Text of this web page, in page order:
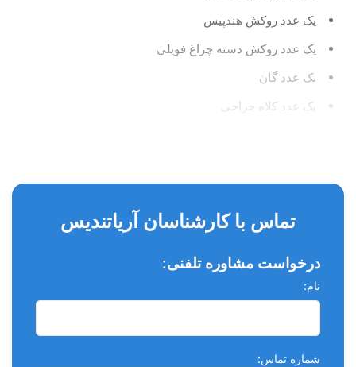
یک عدد روکش هندپیس
یک عدد روکش دسته چراغ فویلی
یک عدد گان
یک عدد کلاه جراحی
تماس با کارشناسان آریاتندیس
درخواست مشاوره تلفنی:
نام:
شماره تماس: